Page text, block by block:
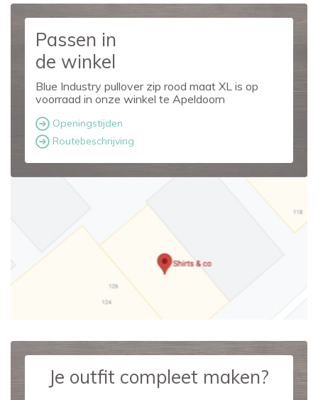
Passen in
de winkel
Blue Industry pullover zip rood maat XL is op
voorraad in onze winkel te Apeldoorn
Openingstijden
Routebeschrijving
Je outfit compleet maken?